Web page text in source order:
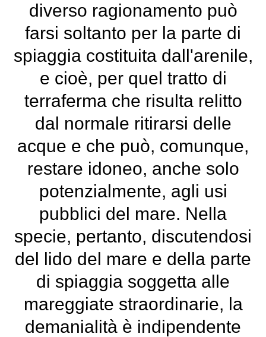
diverso ragionamento può
farsi soltanto per la parte di
spiaggia costituita dall'arenile,
e cioè, per quel tratto di
terraferma che risulta relitto
dal normale ritirarsi delle
acque e che può, comunque,
restare idoneo, anche solo
potenzialmente, agli usi
pubblici del mare. Nella
specie, pertanto, discutendosi
del lido del mare e della parte
di spiaggia soggetta alle
mareggiate straordinarie, la
demanialità è indipendente